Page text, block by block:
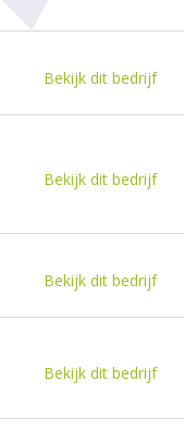
Bekijk dit bedrijf
Bekijk dit bedrijf
Bekijk dit bedrijf
Bekijk dit bedrijf